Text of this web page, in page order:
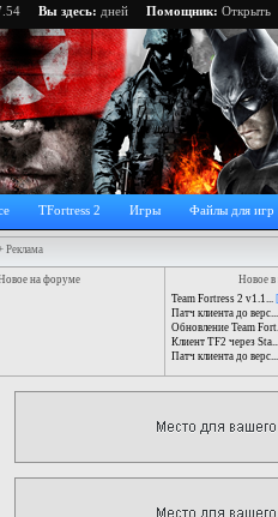
Вы здесь: дней Помощник: Открыть
TFortress 2 Игры Файлы для игр
Реклама
на форуме
Новое в
Team Fortress 2 v1.1...
Патч клиента до верс...
Обновление Team
Клиент TF2 через Sta...
Патч клиента до верс...